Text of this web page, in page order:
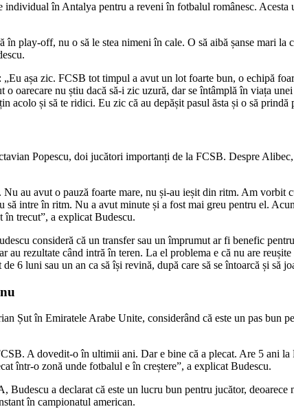
individual în Antalya pentru a reveni în fotbalul românesc.
în play-off, nu o să le stea nimeni în cale. O să aibă șanse mari
așa zic. FCSB tot timpul a avut un lot foarte bun, o echipă
oarecare nu știu dacă să-i zic uzură, dar se întâmplă în viața
acolo și să te ridici. Eu zic că au depășit pasul ăsta și o să
Popescu, doi jucători importanți de la FCSB. Despre
au avut o pauză foarte mare, nu și-au ieșit din ritm. Am
să intre în ritm. Nu a avut minute și a fost mai greu pentru el.
în trecut”, a explicat Budescu.
consideră că un transfer sau un împrumut ar fi benefic
au rezultate când intră în teren. La el problema e că nu are
6 luni sau un an ca să își revină, după care să se întoarcă și să
Șut în Emiratele Arabe Unite, considerând că este un pas
A dovedit-o în ultimii ani. Dar e bine că a plecat. Are 5 ani
într-o zonă unde fotbalul e în creștere”, a explicat Budescu.
a declarat că este un lucru bun pentru jucător,
în campionatul american.